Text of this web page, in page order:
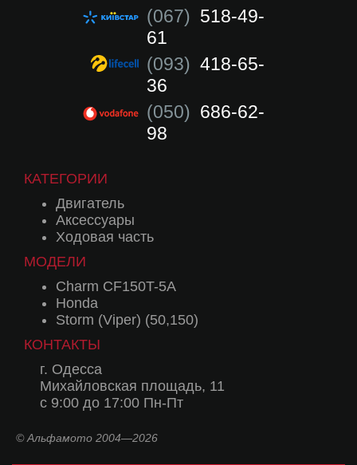
(067) 518-49-
61
(093) 418-65-
36
(050) 686-62-
98
КАТЕГОРИИ
Двигатель
Аксессуары
Ходовая часть
МОДЕЛИ
Charm CF150T-5A
Honda
Storm (Viper) (50,150)
КОНТАКТЫ
г. Одесса
Михайловская площадь, 11
с 9:00 до 17:00 Пн-Пт
© Альфамото 2004—2026